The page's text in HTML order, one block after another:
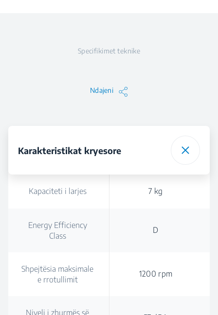
Specifikimet teknike
Ndajeni
Karakteristikat kryesore
Kapaciteti i larjes 7 kg
Energy Efficiency
Class
D
Shpejtësia maksimale
e rrotullimit
1200 rpm
Niveli i zhurmës së